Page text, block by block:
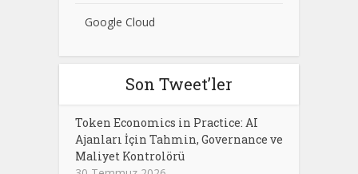
Google Cloud
Son Tweet’ler
Token Economics in Practice: AI
Ajanları İçin Tahmin, Governance ve
Maliyet Kontrolörü